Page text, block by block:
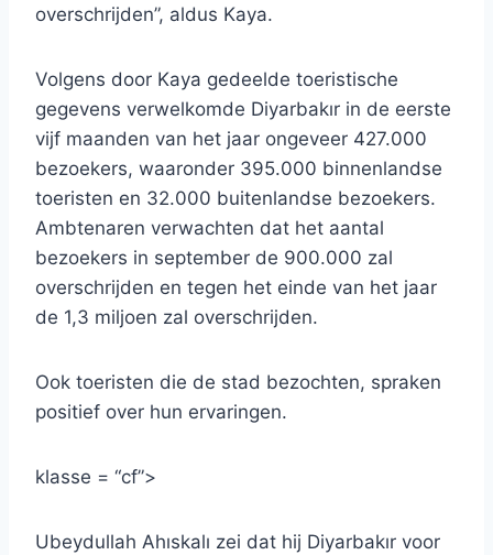
overschrijden”, aldus Kaya.
Volgens door Kaya gedeelde toeristische
gegevens verwelkomde Diyarbakır in de eerste
vijf maanden van het jaar ongeveer 427.000
bezoekers, waaronder 395.000 binnenlandse
toeristen en 32.000 buitenlandse bezoekers.
Ambtenaren verwachten dat het aantal
bezoekers in september de 900.000 zal
overschrijden en tegen het einde van het jaar
de 1,3 miljoen zal overschrijden.
Ook toeristen die de stad bezochten, spraken
positief over hun ervaringen.
klasse = “cf”>
Ubeydullah Ahıskalı zei dat hij Diyarbakır voor